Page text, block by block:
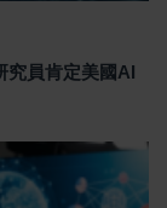
員肯定美國AI